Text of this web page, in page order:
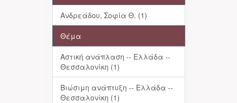
Ανδρεάδου, Σοφία Θ. (1)
Θέμα
Αστική ανάπλαση -- Ελλάδα --
Θεσσαλονίκη (1)
Βιώσιμη ανάπτυξη -- Ελλάδα --
Θεσσαλονίκη (1)